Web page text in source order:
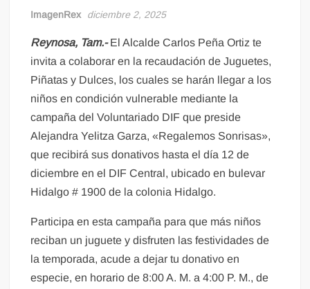
ImagenRex diciembre 2, 2025
Reynosa, Tam.-El Alcalde Carlos Peña Ortiz te
invita a colaborar en la recaudación de Juguetes,
Piñatas y Dulces, los cuales se harán llegar a los
niños en condición vulnerable mediante la
campaña del Voluntariado DIF que preside
Alejandra Yelitza Garza, «Regalemos Sonrisas»,
que recibirá sus donativos hasta el día 12 de
diciembre en el DIF Central, ubicado en bulevar
Hidalgo # 1900 de la colonia Hidalgo.
Participa en esta campaña para que más niños
reciban un juguete y disfruten las festividades de
la temporada, acude a dejar tu donativo en
especie, en horario de 8:00 A. M. a 4:00 P. M., de